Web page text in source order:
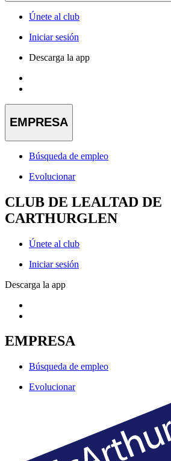
Únete al club
Iniciar sesión
Descarga la app
EMPRESA
Búsqueda de empleo
Evolucionar
CLUB DE LEALTAD DE
CARTHURGLEN
Únete al club
Iniciar sesión
Descarga la app
EMPRESA
Búsqueda de empleo
Evolucionar